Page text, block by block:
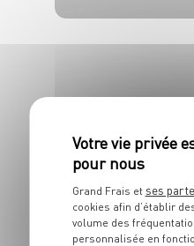
DESSERT
avec
chocolat
Grand Frais et ses
cookies afin d’établir
volume des
personnalisée en